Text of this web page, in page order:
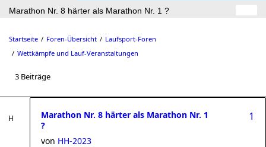
Marathon Nr. 8 härter als Marathon Nr. 1 ?
Startseite Foren-Übersicht
Laufsport-Foren
Wettkämpfe und Lauf-Veranstaltungen
3 Beiträge
Marathon Nr. 8 härter als Marathon Nr. 1
?
1
von HH-2023